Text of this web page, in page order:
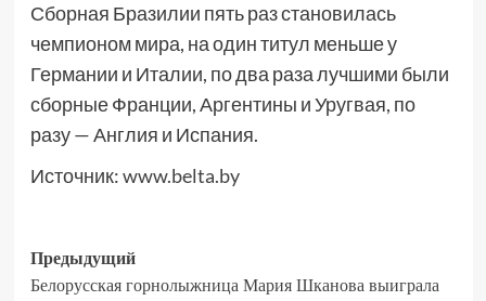
Сборная Бразилии пять раз становилась
чемпионом мира, на один титул меньше у
Германии и Италии, по два раза лучшими были
сборные Франции, Аргентины и Уругвая, по
разу — Англия и Испания.
Источник:www.belta.by
Предыдущий
Белорусская горнолыжница Мария Шканова выиграла